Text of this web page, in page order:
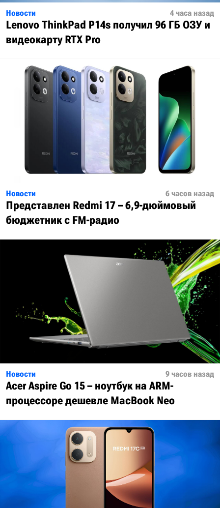
Новости 4 часа назад
Lenovo ThinkPad P14s получил 96 ГБ ОЗУ и
видеокарту RTX Pro
Новости 6 часов назад
Представлен Redmi 17 – 6,9-дюймовый
бюджетник с FM-радио
Новости 9 часов назад
Acer Aspire Go 15 – ноутбук на ARM-
процессоре дешевле MacBook Neo